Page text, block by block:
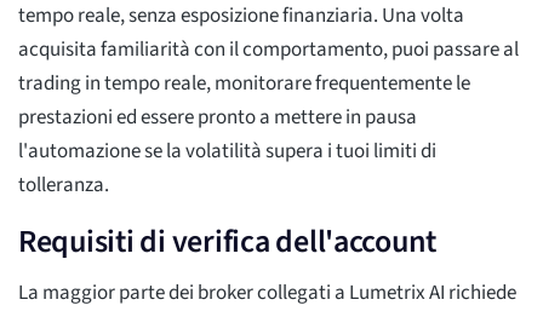
tempo reale, senza esposizione finanziaria. Una volta
acquisita familiarità con il comportamento, puoi passare al
trading in tempo reale, monitorare frequentemente le
prestazioni ed essere pronto a mettere in pausa
l'automazione se la volatilità supera i tuoi limiti di
tolleranza.
Requisiti di verifica dell'account
La maggior parte dei broker collegati a Lumetrix AI richiede